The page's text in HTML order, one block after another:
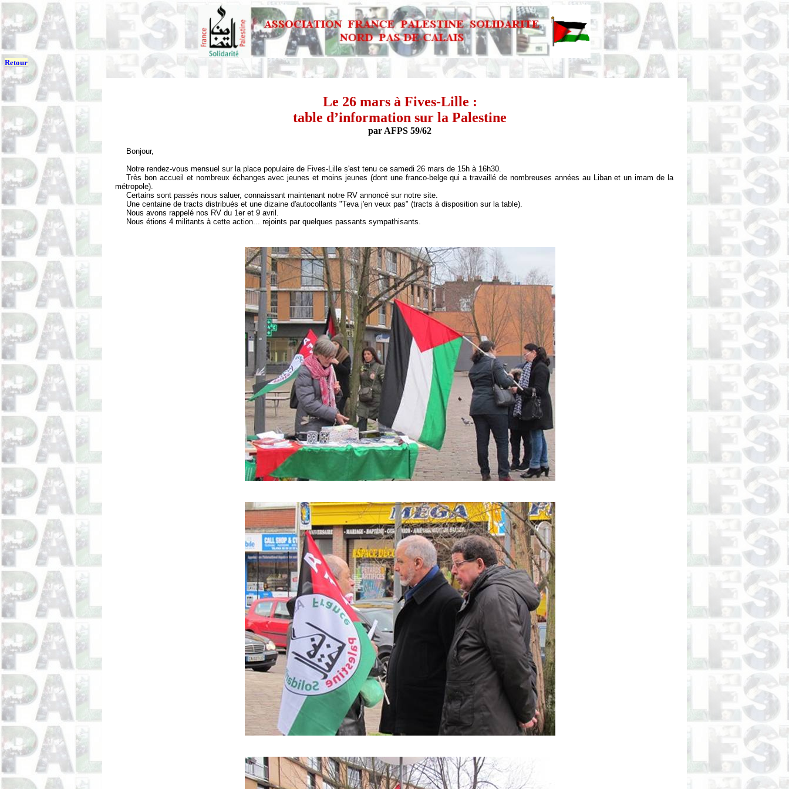
Retour
Le 26 mars à Fives-Lille :
table d’information sur la Palestine
par AFPS 59/62
Bonjour,
Notre rendez-vous mensuel sur la place populaire de Fives-Lille s'est tenu ce samedi 26 mars de 15h à 16h30.
Très bon accueil et nombreux échanges avec jeunes et moins jeunes (dont une franco-belge qui a travaillé de nombreuses années au Liban et un imam de la
métropole).
Certains sont passés nous saluer, connaissant maintenant notre RV annoncé sur notre site.
Une centaine de tracts distribués et une dizaine d'autocollants "Teva j'en veux pas" (tracts à disposition sur la table).
Nous avons rappelé nos RV du 1er et 9 avril.
Nous étions 4 militants à cette action... rejoints par quelques passants sympathisants.